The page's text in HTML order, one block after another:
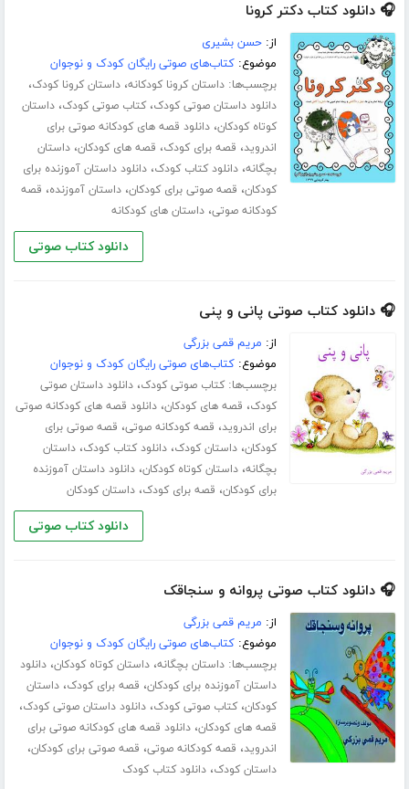
🎧 دانلود کتاب دکتر کرونا
از:حسن بشیری
موضوع:کتاب‌های صوتی رایگان کودک و نوجوان
برچسب‌ها:داستان کرونا کودکانه،داستان کرونا کودک،
دانلود داستان صوتی کودک،کتاب صوتی کودک،داستان
کوتاه کودکان،دانلود قصه های کودکانه صوتی برای
اندروید، قصه برای کودک، قصه های کودکان،داستان
بچگانه،دانلود کتاب کودک،دانلود داستان آموزنده برای
کودکان، قصه صوتی برای کودکان،داستان آموزنده، قصه
کودکانه صوتی،داستان های کودکانه
دانلود کتاب صوتی
🎧 دانلود کتاب صوتی پانی و پنی
از: مریم قمی بزرگی
موضوع:کتاب‌های صوتی رایگان کودک و نوجوان
برچسب‌ها:کتاب صوتی کودک،دانلود داستان صوتی
کودک، قصه های کودکان،دانلود قصه های کودکانه صوتی
برای اندروید، قصه کودکانه صوتی، قصه صوتی برای
کودکان،داستان کودک،دانلود کتاب کودک،داستان
بچگانه،داستان کوتاه کودکان،دانلود داستان آموزنده
برای کودکان، قصه برای کودک،داستان کودکان
دانلود کتاب صوتی
🎧 دانلود کتاب صوتی پروانه و سنجاقک
از: مریم قمی بزرگی
موضوع:کتاب‌های صوتی رایگان کودک و نوجوان
برچسب‌ها:داستان بچگانه،داستان کوتاه کودکان،دانلود
داستان آموزنده برای کودکان، قصه برای کودک،داستان
کودکان،کتاب صوتی کودک،دانلود داستان صوتی کودک،
قصه های کودکان،دانلود قصه های کودکانه صوتی برای
اندروید، قصه کودکانه صوتی، قصه صوتی برای کودکان،
داستان کودک،دانلود کتاب کودک